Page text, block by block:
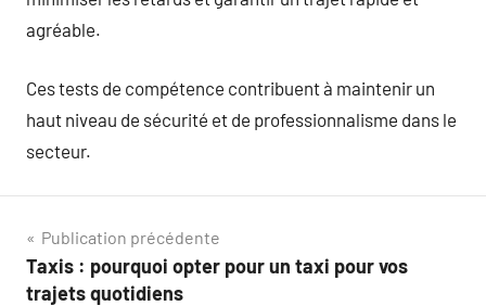
agréable.
Ces tests de compétence contribuent à maintenir un
haut niveau de sécurité et de professionnalisme dans le
secteur.
Navigation
de
Publication précédente
Taxis : pourquoi opter pour un taxi pour vos
trajets quotidiens